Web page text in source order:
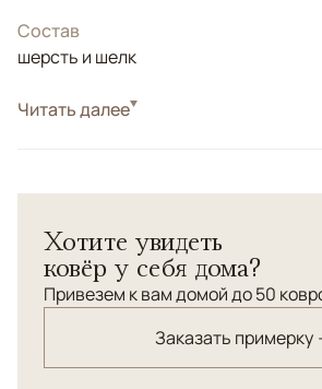
Состав
шерсть и шелк
СтильКлассические
категории. Соткан по заказу
поверхности придает орнаменту
пространственный ( 3D) эффект.
узлов
Читать далее
Хотите увидеть
ковёр у себя дома?
Привезем к вам домой до 50
Заказать примерку